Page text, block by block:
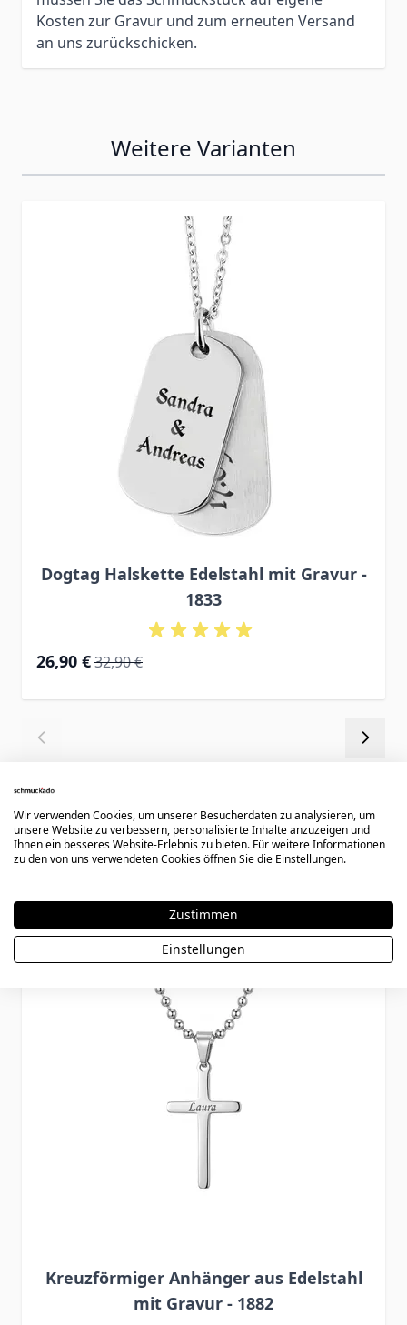
Kosten zur Gravur und zum erneuten Versand
an uns zurückschicken.
Weitere Varianten
Dogtag Halskette Edelstahl mit Gravur -
1833
Special Price
26,90 € Regular Price
32,90 €
Könnte dir auch gefallen
Press to skip carousel
Kreuzförmiger Anhänger aus Edelstahl
mit Gravur - 1882
Wir verwenden Cookies, um unserer Besucherdaten zu analysieren, um
unsere Website zu verbessern, personalisierte Inhalte anzuzeigen und
Ihnen ein besseres Website-Erlebnis zu bieten. Für weitere Informationen
zu den von uns verwendeten Cookies öffnen Sie die Einstellungen.
Zustimmen
Einstellungen